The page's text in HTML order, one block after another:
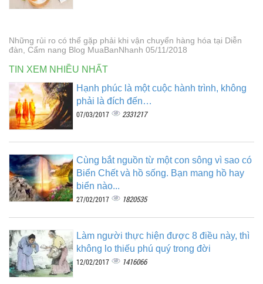
Những rủi ro có thể gặp phải khi vận chuyển hàng hóa tại Diễn
đàn, Cẩm nang Blog MuaBanNhanh 05/11/2018
TIN XEM NHIỀU NHẤT
Hạnh phúc là một cuộc hành trình, không
phải là đích đến…
07/03/2017 2331217
Cùng bắt nguồn từ một con sông vì sao có
Biển Chết và hồ sống. Bạn mang hồ hay
biển nào...
27/02/2017 1820535
Làm người thực hiện được 8 điều này, thì
không lo thiếu phú quý trong đời
12/02/2017 1416066